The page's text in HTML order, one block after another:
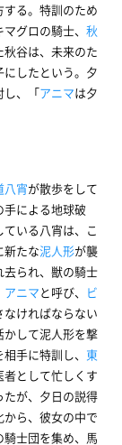
る。特訓のため
グロの騎士、 秋
谷は、未来のた
にしたという。夕
し、「アニマは夕
八宵が散歩をして
による地球破
いる八宵は、こ
新たな泥人形が襲
られ、獣の騎士
アニマと呼び、 ビ
ければならない
して泥人形を撃
手に特訓し、 東
として忙しくす
が、夕日の説得
ら、彼女の中で
士団を集め、馬